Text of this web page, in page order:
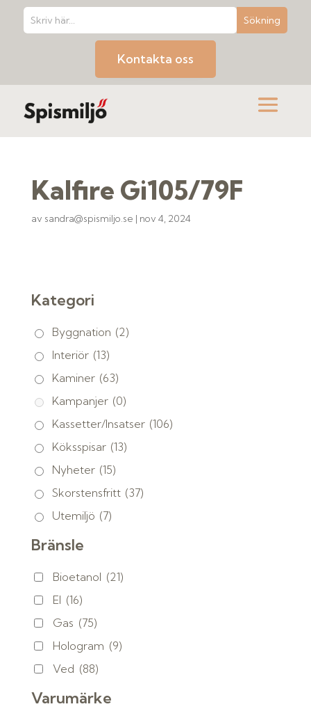
Kontakta oss
Kalfire Gi105/79F
av sandra@spismiljo.se | nov 4, 2024
Kategori
Byggnation (2)
Interiör (13)
Kaminer (63)
Kampanjer (0)
Kassetter/Insatser (106)
Köksspisar (13)
Nyheter (15)
Skorstensfritt (37)
Utemiljö (7)
Bränsle
Bioetanol (21)
El (16)
Gas (75)
Hologram (9)
Ved (88)
Varumärke